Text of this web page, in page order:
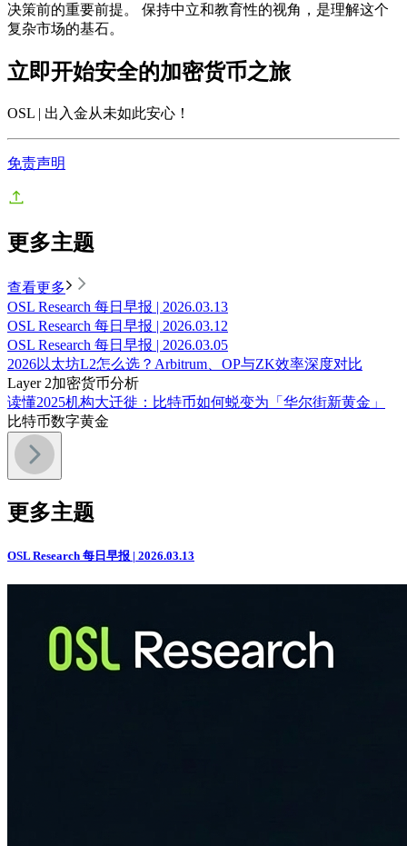
决策前的重要前提。 保持中立和教育性的视角，是理解这个
复杂市场的基石。
立即开始安全的加密货币之旅
OSL | 出入金从未如此安心 ！
免责声明
更多主题
查看更多
OSL Research 每日早报 | 2026.03.13
OSL Research 每日早报 | 2026.03.12
OSL Research 每日早报 | 2026.03.05
2026以太坊L2怎么选？Arbitrum、OP与ZK效率深度对比
Layer 2加密货币分析
读懂2025机构大迁徙：比特币如何蜕变为「华尔街新黄金」
比特币数字黄金
更多主题
OSL Research 每日早报 | 2026.03.13